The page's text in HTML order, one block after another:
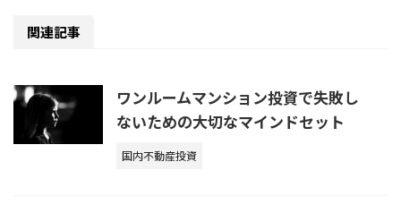
関連記事
ワンルームマンション投資で失敗し
ないための大切なマインドセット
国内不動産投資